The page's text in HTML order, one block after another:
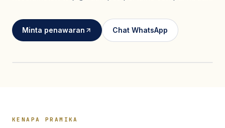
Minta penawaran Chat WhatsApp
KENAPA PRAMIKA